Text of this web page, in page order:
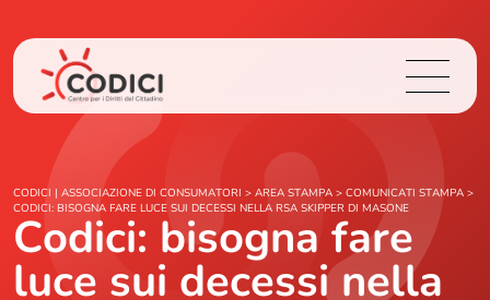
Chi Siamo
Cosa Facciamo
CODICI | ASSOCIAZIONE DI CONSUMATORI > AREA STAMPA > COMUNICATI STAMPA >
CODICI: BISOGNA FARE LUCE SUI DECESSI NELLA RSA SKIPPER DI MASONE
Codici: bisogna fare
luce sui decessi nella